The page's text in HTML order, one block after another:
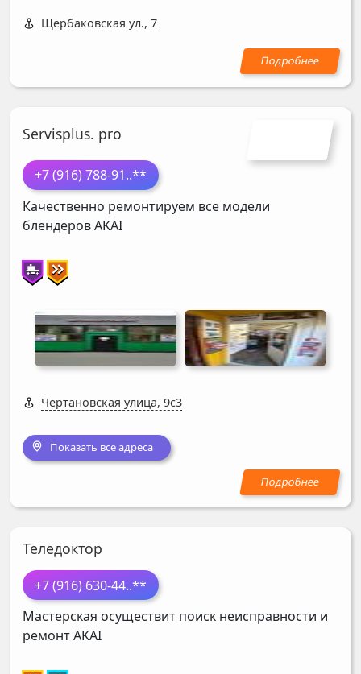
Щербаковская ул., 7
Servisplus. pro
+7 (916) 788-91..**
Качественно ремонтируем все модели
блендеровAKAI
Чертановская улица, 9с3
Показать все адреса
Теледоктор
+7 (916) 630-44..**
Мастерская осуществит поиск неисправности и
ремонтAKAI